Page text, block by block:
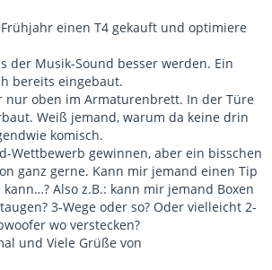
einen T4 gekauft und optimiere
der Musik-Sound besser werden. Ein
bereits eingebaut.
nur oben im Armaturenbrett. In der Türe
Weiß jemand, warum da keine drin
komisch.
Wettbewerb gewinnen, aber ein bisschen
ganz gerne. Kann mir jemand einen Tip
Also z.B.: kann mir jemand Boxen
3-Wege oder so? Oder vielleicht 2-
wo verstecken?
und Viele Grüße von